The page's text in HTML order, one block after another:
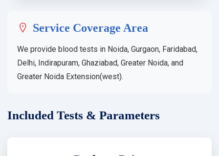
Service Coverage Area
We provide blood tests in Noida, Gurgaon, Faridabad,
Delhi, Indirapuram, Ghaziabad, Greater Noida, and
Greater Noida Extension(west).
Included Tests & Parameters